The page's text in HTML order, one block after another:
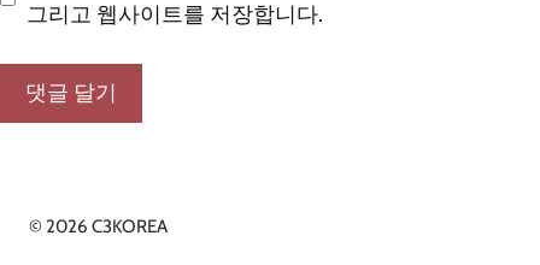
그리고 웹사이트를 저장합니다.
© 2026 C3KOREA